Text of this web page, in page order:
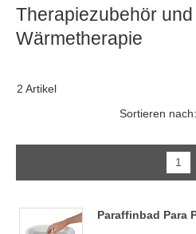
Therapiezubehör
Wärmetherapie
2 Artikel
Sortieren nach:
1
Paraffinbad Para